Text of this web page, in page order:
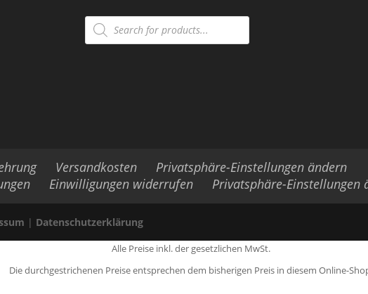
Products
search
Versandkosten
Privatsphäre-Einstellungen ändern
Einwilligungen widerrufen Privatsphäre-Einstellungen
| Datenschutzerklärung
Alle Preise inkl. der gesetzlichen MwSt.
Die durchgestrichenen Preise entsprechen dem bisherigen Preis in diesem Online-